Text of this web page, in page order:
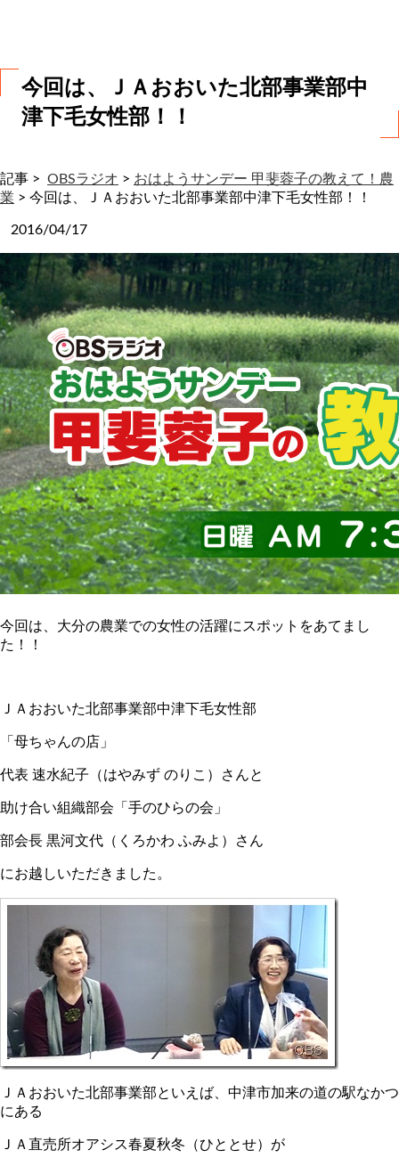
今回は、ＪＡおおいた北部事業部中
津下毛女性部！！
記事 > OBSラジオ > おはようサンデー 甲斐蓉子の教えて！農
業 > 今回は、ＪＡおおいた北部事業部中津下毛女性部！！
2016/04/17
今回は、大分の農業での女性の活躍にスポットをあてまし
た！！
ＪＡおおいた北部事業部中津下毛女性部
「母ちゃんの店」
代表 速水紀子（はやみず のりこ）さんと
助け合い組織部会「手のひらの会」
部会長 黒河文代（くろかわ ふみよ）さん
にお越しいただきました。
ＪＡおおいた北部事業部といえば、中津市加来の道の駅なかつ
にある
ＪＡ直売所オアシス春夏秋冬（ひととせ）が